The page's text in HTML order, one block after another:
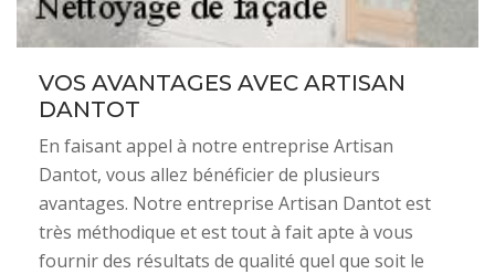
VOS AVANTAGES AVEC ARTISAN
DANTOT
En faisant appel à notre entreprise Artisan
Dantot, vous allez bénéficier de plusieurs
avantages. Notre entreprise Artisan Dantot est
très méthodique et est tout à fait apte à vous
fournir des résultats de qualité quel que soit le